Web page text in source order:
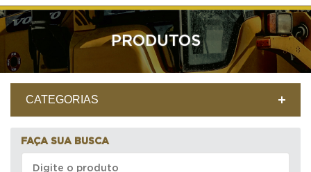
PRODUTOS
CATEGORIAS
FAÇA SUA BUSCA